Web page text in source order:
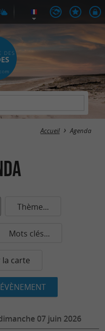
Accueil Agenda
Thème...
Mots clés...
carte
07 juin 2026